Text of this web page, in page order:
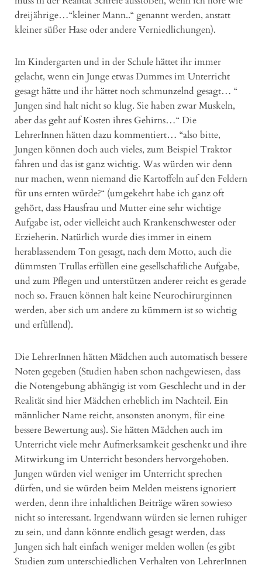
dreijährige…“kleiner Mann..“ genannt werden, anstatt
kleiner süßer Hase oder andere Verniedlichungen).
Im Kindergarten und in der Schule hättet ihr immer
gelacht, wenn ein Junge etwas Dummes im Unterricht
gesagt hätte und ihr hättet noch schmunzelnd gesagt… “
Jungen sind halt nicht so klug. Sie haben zwar Muskeln,
aber das geht auf Kosten ihres Gehirns…“ Die
LehrerInnen hätten dazu kommentiert… “also bitte,
Jungen können doch auch vieles, zum Beispiel Traktor
fahren und das ist ganz wichtig. Was würden wir denn
nur machen, wenn niemand die Kartoffeln auf den Feldern
für uns ernten würde?“ (umgekehrt habe ich ganz oft
gehört, dass Hausfrau und Mutter eine sehr wichtige
Aufgabe ist, oder vielleicht auch Krankenschwester oder
Erzieherin. Natürlich wurde dies immer in einem
herablassendem Ton gesagt, nach dem Motto, auch die
dümmsten Trullas erfüllen eine gesellschaftliche Aufgabe,
und zum Pflegen und unterstützen anderer reicht es gerade
noch so. Frauen können halt keine Neurochirurginnen
werden, aber sich um andere zu kümmern ist so wichtig
und erfüllend).
Die LehrerInnen hätten Mädchen auch automatisch bessere
Noten gegeben (Studien haben schon nachgewiesen, dass
die Notengebung abhängig ist vom Geschlecht und in der
Realität sind hier Mädchen erheblich im Nachteil. Ein
männlicher Name reicht, ansonsten anonym, für eine
bessere Bewertung aus). Sie hätten Mädchen auch im
Unterricht viele mehr Aufmerksamkeit geschenkt und ihre
Mitwirkung im Unterricht besonders hervorgehoben.
Jungen würden viel weniger im Unterricht sprechen
dürfen, und sie würden beim Melden meistens ignoriert
werden, denn ihre inhaltlichen Beiträge wären sowieso
nicht so interessant. Irgendwann würden sie lernen ruhiger
zu sein, und dann könnte endlich gesagt werden, dass
Jungen sich halt einfach weniger melden wollen (es gibt
Studien zum unterschiedlichen Verhalten von LehrerInnen